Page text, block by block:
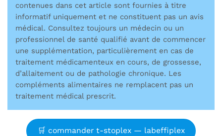
contenues dans cet article sont fournies à titre
informatif uniquement et ne constituent pas un avis
médical. Consultez toujours un médecin ou un
professionnel de santé qualifié avant de commencer
une supplémentation, particulièrement en cas de
traitement médicamenteux en cours, de grossesse,
d’allaitement ou de pathologie chronique. Les
compléments alimentaires ne remplacent pas un
traitement médical prescrit.
🛒 commander t-stoplex — labeffiplex